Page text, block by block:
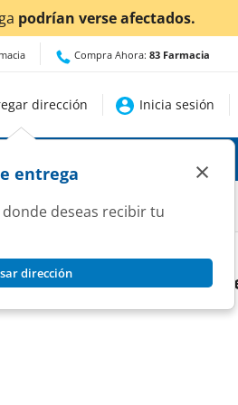
Daclic aquípara conocer
Compra Ahora: 83 Farmacia
dirección
entrega
deseas recibir tu
dirección
×
Inicia sesión
Ace Limpieza